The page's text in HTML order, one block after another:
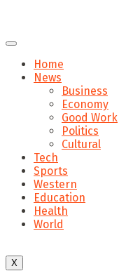
Home
News
Business
Economy
Good Work
Politics
Cultural
Tech
Sports
Western
Education
Health
World
X